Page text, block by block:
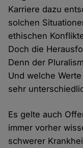
Karriere dazu
solchen
ethischen
Doch die
Denn der
Und welche
sehr
Es gelte auch
immer vorher
schwerer